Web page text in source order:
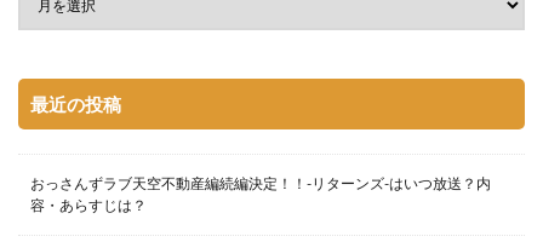
最近の投稿
おっさんずラブ天空不動産編続編決定！！-リターンズ-はいつ放送？内
容・あらすじは？